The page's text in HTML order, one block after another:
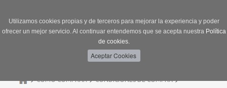
Utilizamos cookies propias y de terceros para mejorar la experiencia y poder
ofrecer un mejor servicio. Al continuar entendemos que se acepta nuestra Política
de cookies.
>CÓMO COMPRAR>CONDICIONES DE COMPRA>